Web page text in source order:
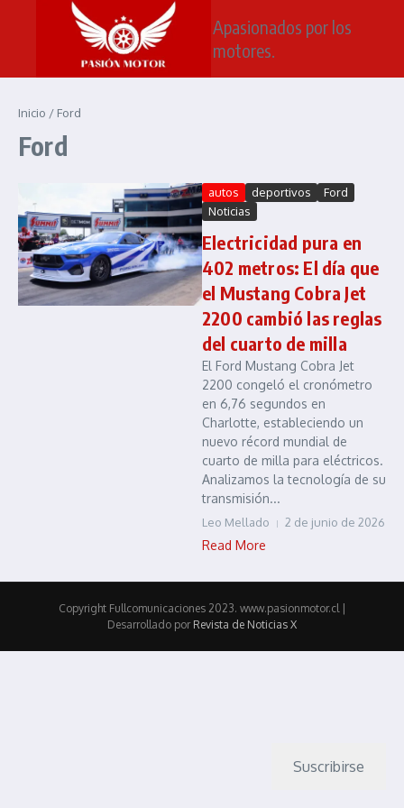
Saltar al contenido
Apasionados por los
motores.
Inicio / Ford
Ford
autos deportivos
Ford
Noticias
Electricidad pura en
402 metros: El día que
el Mustang Cobra Jet
2200 cambió las reglas
del cuarto de milla
El Ford Mustang Cobra Jet
2200 congeló el cronómetro
en 6,76 segundos en
Charlotte, estableciendo un
nuevo récord mundial de
cuarto de milla para eléctricos.
Analizamos la tecnología de su
transmisión...
Leo Mellado 2 de junio de 2026
Read More
Copyright Fullcomunicaciones 2023. www.pasionmotor.cl |
Desarrollado por Revista de Noticias X
Suscribirse